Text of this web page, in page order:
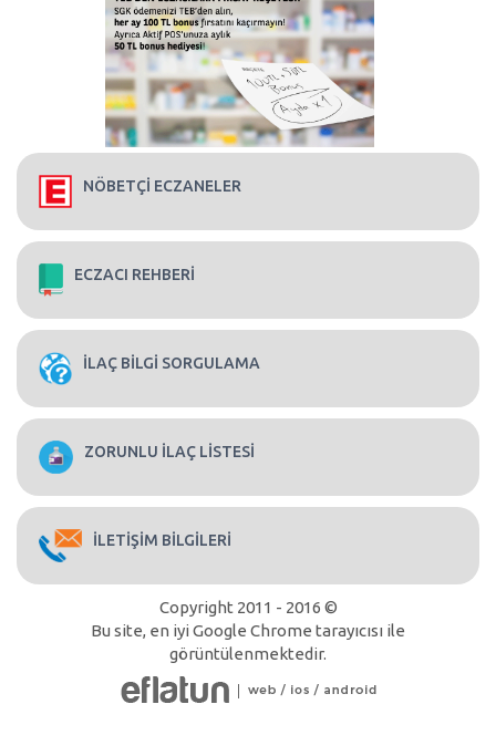
NÖBETÇİ ECZANELER
ECZACI REHBERİ
İLAÇ BİLGİ SORGULAMA
ZORUNLU İLAÇ LİSTESİ
İLETİŞİM BİLGİLERİ
Copyright 2011 - 2016 ©
Bu site, en iyi Google Chrome tarayıcısı ile
görüntülenmektedir.